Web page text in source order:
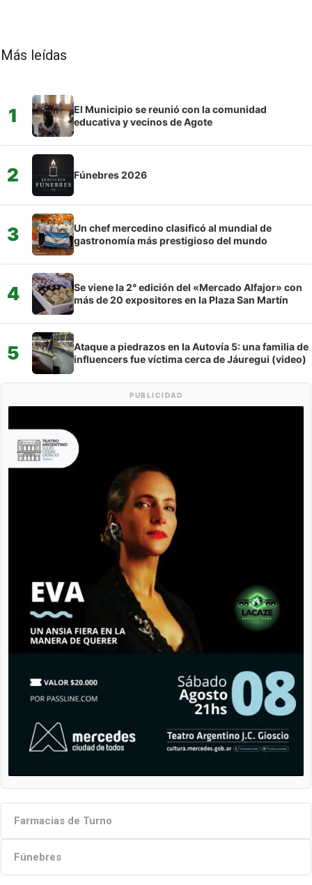
Más leídas
1
El Municipio se reunió con la comunidad
educativa y vecinos de Agote
2 Fúnebres 2026
3
Un chef mercedino clasificó al mundial de
gastronomía más prestigioso del mundo
4
Se viene la 2° edición del «Mercado Alfajor» con
más de 20 expositores en la Plaza San Martín
5
Ataque a piedrazos en la Autovía 5: una familia de
influencers fue víctima cerca de Jáuregui (video)
PUBLICIDAD
Farmacias de Turno
Fúnebres